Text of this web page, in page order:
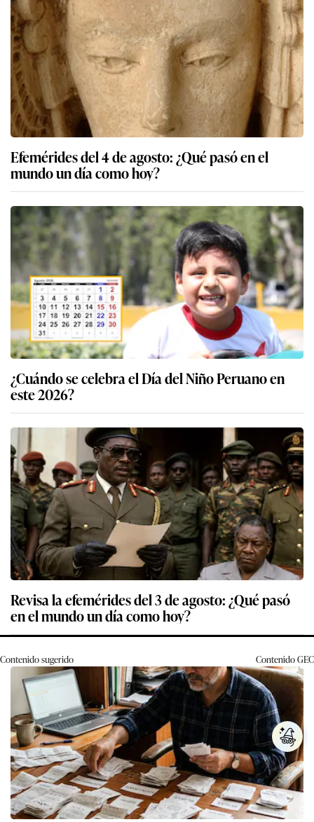
Efemérides del 4 de agosto: ¿Qué pasó en el
mundo un día como hoy?
¿Cuándo se celebra el Día del Niño Peruano en
este 2026?
Revisa la efemérides del 3 de agosto: ¿Qué pasó
en el mundo un día como hoy?
Contenido sugerido ContenidoGEC